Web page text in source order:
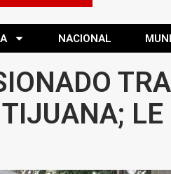
NACIONAL